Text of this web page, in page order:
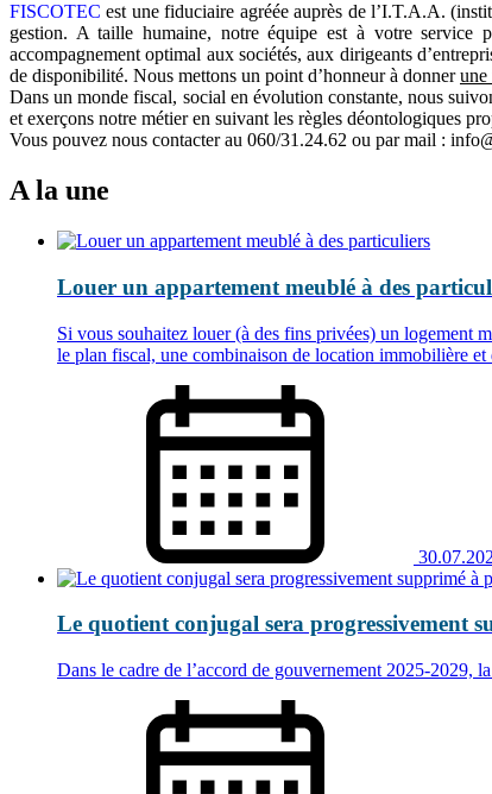
FISCOTEC est une fiduciaire agréée auprès de l’I.T.A.A.
gestion. A taille humaine, notre équipe est à votre service
accompagnement optimal aux sociétés, aux dirigeants
de disponibilité. Nous mettons un point d’honneur à donnerune
Dans un monde fiscal, social en évolution constante, nous
et exerçons notre métier en suivant les règles déontologiques
Vous pouvez nous contacter au 060/31.24.62 ou par mail :
A la une
Louer un appartement meublé à des
Si vous souhaitez louer (à des fins privées) un logement
le plan fiscal, une combinaison de location immobilière
Le quotient conjugal sera progressivement
Dans le cadre de l’accord de gouvernement